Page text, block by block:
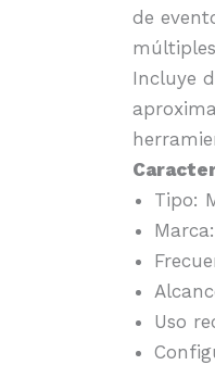
de
Incluye
Tipo:
Uso